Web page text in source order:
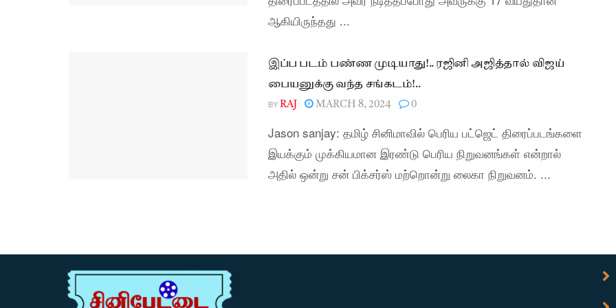
ஆகியிருந்தது ...
இப்ப படம் பண்ண முடியாது!.. ரஜினி அஜித்தால் விஜய்
பையனுக்கு வந்த சங்கடம்!..
BY RAJ MARCH 8, 2024 0
Jason sanjay: தமிழ் சினிமாவில் பெரிய பட்ஜெட் திரைப்படங்களை
இயக்கும் முக்கியமான இரண்டு பெரிய நிறுவனங்கள் என்றால்
அதில் ஒன்று சன் பிக்சர்ஸ் மற்றொன்று லைகா நிறுவனம். ...